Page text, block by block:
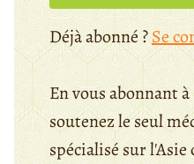
Déjà abonné ?Se
En vous abonnant
soutenez le seul
spécialisé sur